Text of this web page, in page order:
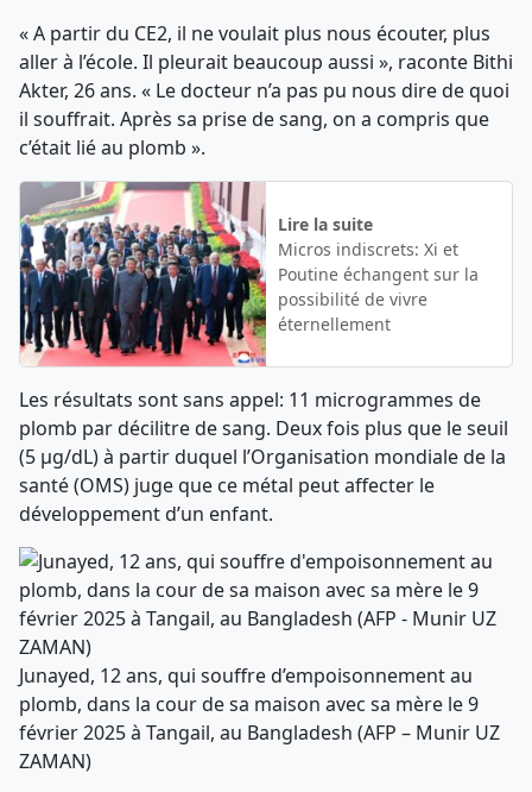
« A partir du CE2, il ne voulait plus nous écouter, plus
aller à l’école. Il pleurait beaucoup aussi », raconte Bithi
Akter, 26 ans. « Le docteur n’a pas pu nous dire de quoi
il souffrait. Après sa prise de sang, on a compris que
c’était lié au plomb ».
Lire la suite
Micros indiscrets: Xi et
Poutine échangent sur la
possibilité de vivre
éternellement
Les résultats sont sans appel: 11 microgrammes de
plomb par décilitre de sang. Deux fois plus que le seuil
(5 µg/dL) à partir duquel l’Organisation mondiale de la
santé (OMS) juge que ce métal peut affecter le
développement d’un enfant.
Junayed, 12 ans, qui souffre d’empoisonnement au
plomb, dans la cour de sa maison avec sa mère le 9
février 2025 à Tangail, au Bangladesh (AFP – Munir UZ
ZAMAN)